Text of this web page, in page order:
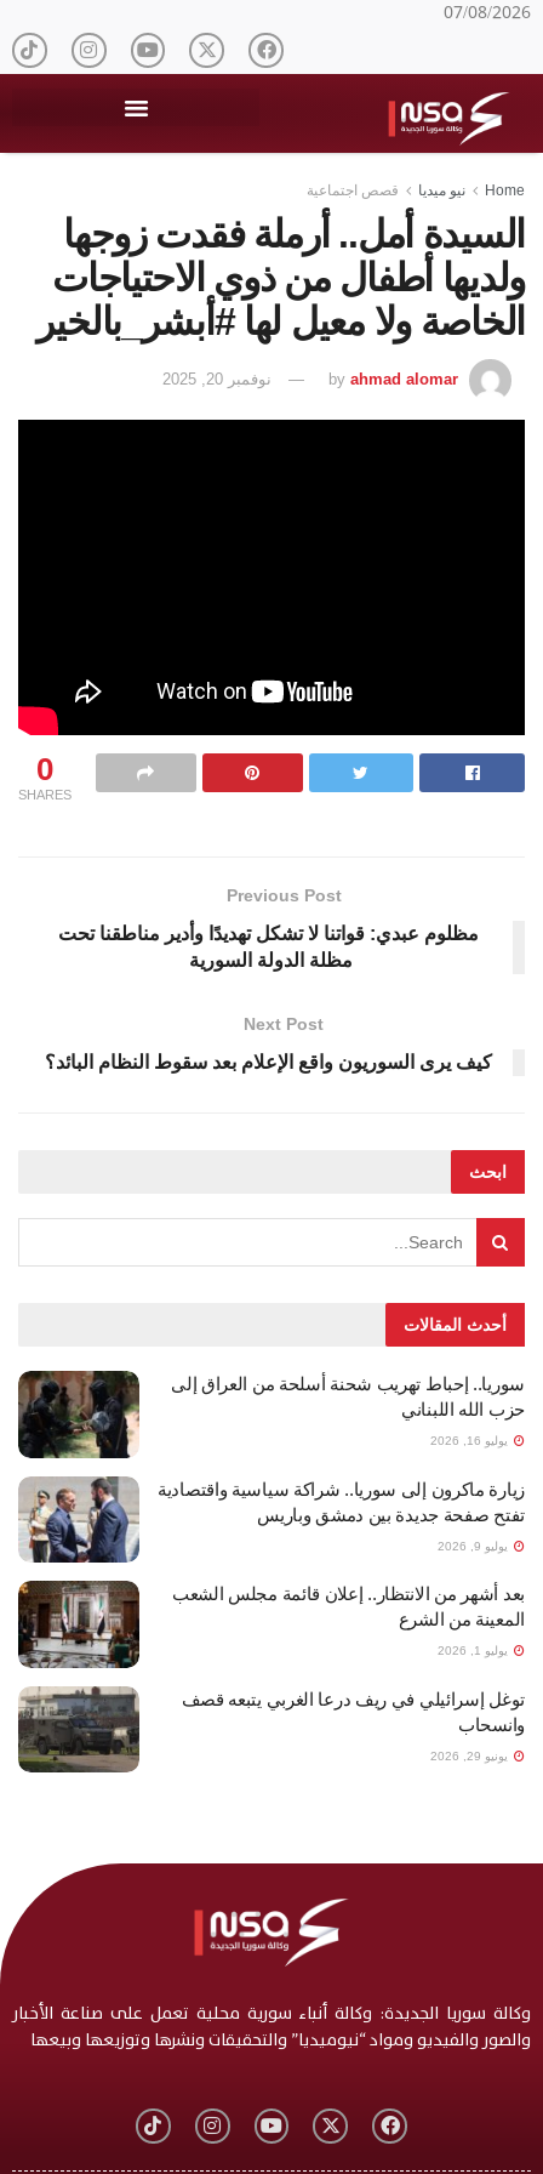
07/08/2026
Home نيو ميديا قصص اجتماعية
السيدة أمل.. أرملة فقدت زوجها
ولديها أطفال من ذوي الاحتياجات
الخاصة ولا معيل لها #أبشر_بالخير
by ahmad alomar نوفمبر 20, 2025
0
SHARES
Previous Post
مظلوم عبدي: قواتنا لا تشكل تهديدًا وأدير مناطقنا تحت
مظلة الدولة السورية
Next Post
كيف يرى السوريون واقع الإعلام بعد سقوط النظام البائد؟
ابحث
أحدث المقالات
سوريا.. إحباط تهريب شحنة أسلحة من العراق إلى
حزب الله اللبناني
يوليو 16, 2026
زيارة ماكرون إلى سوريا.. شراكة سياسية واقتصادية
تفتح صفحة جديدة بين دمشق وباريس
يوليو 9, 2026
بعد أشهر من الانتظار.. إعلان قائمة مجلس الشعب
المعينة من الشرع
يوليو 1, 2026
توغل إسرائيلي في ريف درعا الغربي يتبعه قصف
وانسحاب
يونيو 29, 2026
وكالة سوريا الجديدة: وكالة أنباء سورية محلية تعمل على صناعة الأخبار
والصور والفيديو ومواد “نيوميديا” والتحقيقات ونشرها وتوزيعها وبيعها